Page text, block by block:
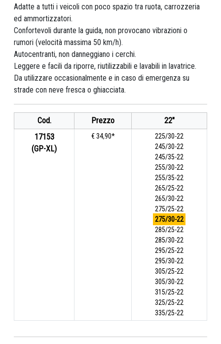
Adatte a tutti i veicoli con poco spazio tra ruota, carrozzeria
ed ammortizzatori.
Confortevoli durante la guida, non provocano vibrazioni o
rumori (velocità massima 50 km/h).
Autocentranti, non danneggiano i cerchi.
Leggere e facili da riporre, riutilizzabili e lavabili in lavatrice.
Da utilizzare occasionalmente e in caso di emergenza su
strade con neve fresca o ghiacciata.
Cod. Prezzo
22"
17153
(GP-XL)
€ 34,90*
225/30-22
245/30-22
245/35-22
255/30-22
255/35-22
265/25-22
265/30-22
275/25-22
275/30-22
285/25-22
285/30-22
295/25-22
295/30-22
305/25-22
305/30-22
315/25-22
325/25-22
335/25-22